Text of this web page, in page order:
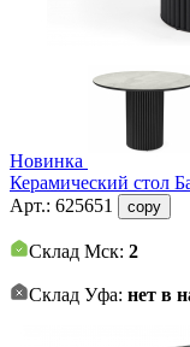
Новинка
Керамический стол
Арт.: 625651 copy
Склад Мск: 2
Склад Уфа: нет в